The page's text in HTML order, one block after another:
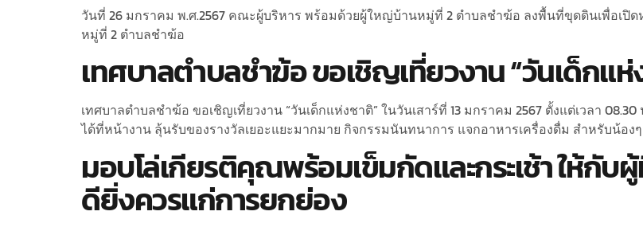
วันที่ 26 มกราคม พ.ศ.2567 คณะผู้บริหาร พร้อมด้วยผู้ใหญ่บ้านหมู่ที่ 2 ตำบลชำฆ้อ ลงพื้นที่ขุดดินเพื่อเปิ
หมู่ที่ 2 ตำบลชำฆ้อ
เทศบาลตำบลชำฆ้อ ขอเชิญเที่ยวงาน “วันเด็กแห่
เทศบาลตำบลชำฆ้อ ขอเชิญเที่ยวงาน “วันเด็กแห่งชาติ” ในวันเสาร์ที่ 13 มกราคม 2567 ตั้งแต่เวลา
ได้ที่หน้างาน ลุ้นรับของรางวัลเยอะแยะมากมาย กิจกรรมนันทนาการ แจกอาหารเครื่องดื่ม สำหรับน้อง
มอบโล่เกียรติคุณพร้อมเข็มกัดและกระเช้า ให้กั
ดียิ่งควรแก่การยกย่อง